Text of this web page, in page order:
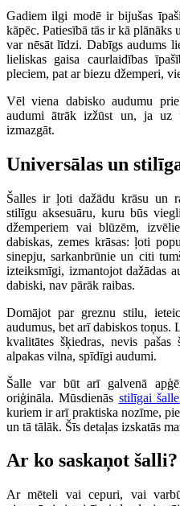
Gadiem ilgi modē ir bijušas
kāpēc. Patiesībā tās ir kā plānāks
var nēsāt līdzi. Dabīgs audums
lieliskas gaisa caurlaidības
pleciem, pat ar biezu džemperi,
Vēl viena dabisko audumu
audumi ātrāk izžūst un, ja
izmazgāt.
Universālas un
Šalles ir ļoti dažādu krāsu un
stilīgu aksesuāru, kuru būs
džemperiem vai blūzēm,
dabiskas, zemes krāsas: ļoti
sinepju, sarkanbrūnie un citi
izteiksmīgi, izmantojot dažādas
dabiski, nav pārāk raibas.
Domājot par greznu stilu,
audumus, bet arī dabiskos toņus.
kvalitātes šķiedras, nevis
alpakas vilna, spīdīgi audumi.
Šalle var būt arī galvenā
oriģināla. Mūsdienās stilīgai
kuriem ir arī praktiska nozīme,
un tā tālāk. Šīs detaļas izskatās
Ar ko saskaņot šalli?
Ar mēteli vai cepuri, vai